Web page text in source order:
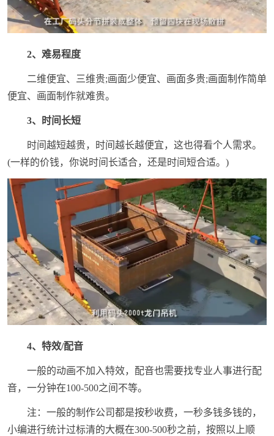
2、难易程度
二维便宜、三维贵;画面少便宜、画面多贵;画面制作简单
便宜、画面制作就难贵。
3、时间长短
时间越短越贵，时间越长越便宜，这也得看个人需求。
(一样的价钱，你说时间长适合，还是时间短合适。)
4、特效/配音
一般的动画不加入特效，配音也需要找专业人事进行配
音，一分钟在100-500之间不等。
注：一般的制作公司都是按秒收费，一秒多钱多钱的，
小编进行统计过标清的大概在300-500秒之前，按照以上顺